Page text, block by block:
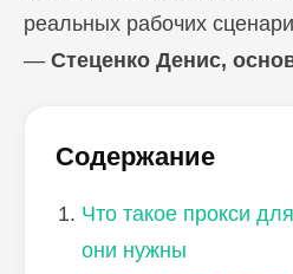
реальных рабочих
— Стеценко Денис,
Содержание
Что такое прокси
они нужны